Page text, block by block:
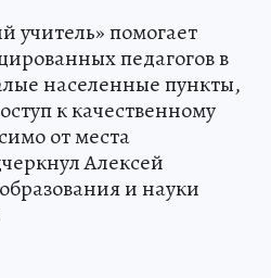
учитель» помогает
педагогов в
населенные пункты,
к качественному
от места
Алексей
и науки